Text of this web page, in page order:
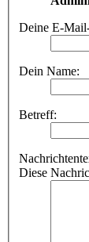
Deine E-
Dein Name:
Betreff:
Diese